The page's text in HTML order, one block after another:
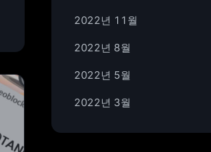
2022년 11월
2022년 8월
2022년 5월
2022년 3월